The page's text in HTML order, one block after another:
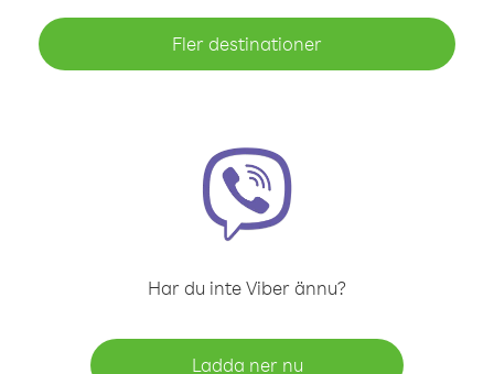
Fler destinationer
Har du inte Viber ännu?
Ladda ner nu